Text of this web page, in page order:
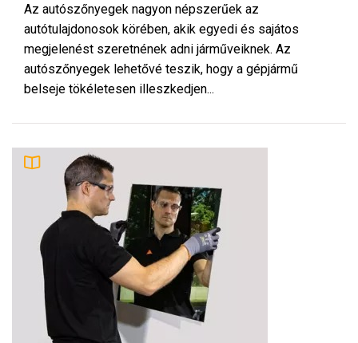
Az autószőnyegek nagyon népszerűek az
autótulajdonosok körében, akik egyedi és sajátos
megjelenést szeretnének adni járműveiknek. Az
autószőnyegek lehetővé teszik, hogy a gépjármű
belseje tökéletesen illeszkedjen...